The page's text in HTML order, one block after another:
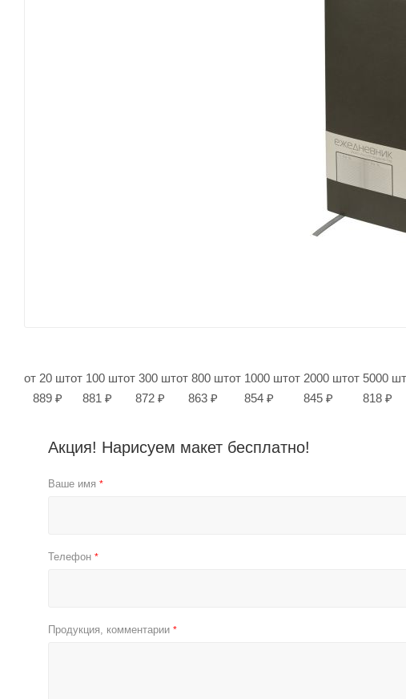
от 20 шт
889 ₽
от 100 шт
881 ₽
от 300 шт
872 ₽
от 800 шт
863 ₽
от 1000 шт
854 ₽
от 2000 шт
845 ₽
от 5000 шт
818 ₽
Акция! Нарисуем макет бесплатно!
Ваше имя *
Телефон *
Продукция, комментарии *